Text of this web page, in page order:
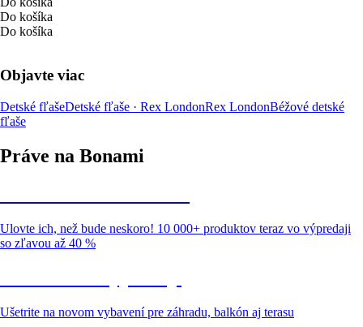
Do košíka
Do košíka
Objavte viac
Detské fľašeDetské fľaše · Rex LondonRex LondonBéžové detské
fľaše
Práve na Bonami
Ulovte ich, než bude neskoro! 10 000+ produktov teraz vo výpredaji
so zľavou až 40 %
Ušetrite na novom vybavení pre záhradu, balkón aj terasu